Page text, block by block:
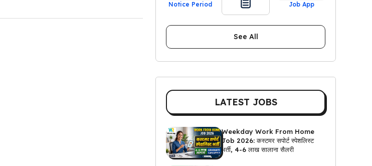
Notice Period Job App
See All
LATEST JOBS
Weekday Work From Home
Job 2026: कस्टमर सपोर्ट स्पेशलिस्ट
भर्ती, 4-6 लाख सालाना सैलरी